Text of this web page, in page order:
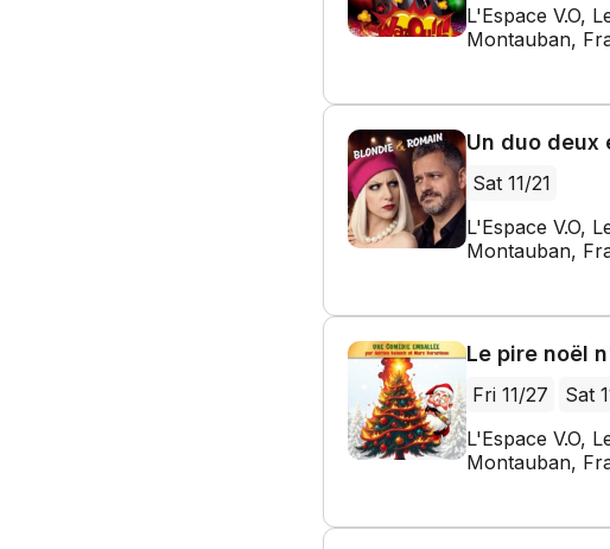
L'Espace V.O,
Montauban,
Un duo deux
Sat 11/21
L'Espace V.O,
Montauban,
Le pire noël
Fri 11/27
Sat
L'Espace V.O,
Montauban,